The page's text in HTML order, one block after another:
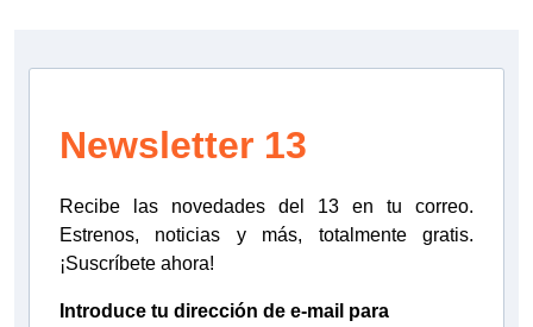
Newsletter 13
Recibe las novedades del 13 en tu correo.
Estrenos, noticias y más, totalmente gratis.
¡Suscríbete ahora!
Introduce tu dirección de e-mail para